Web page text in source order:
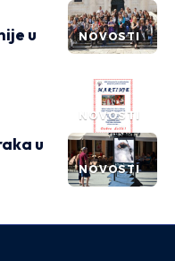
NOVOSTI
u
NOVOSTI
NOVOSTI
u